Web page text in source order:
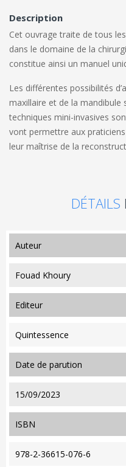
Description
Cet ouvrage traite de tous
dans le domaine de la
constitue ainsi un manuel
Les différentes possibilités
maxillaire et de la mandibule
techniques mini-invasives
vont permettre aux
leur maîtrise de la
DÉTAILS
auteur
Fouad Khoury
editeur
Quintessence
date de parution
15/09/2023
ISBN
978-2-36615-076-6